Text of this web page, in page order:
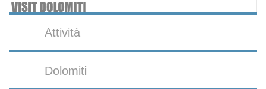
Attività
Dolomiti